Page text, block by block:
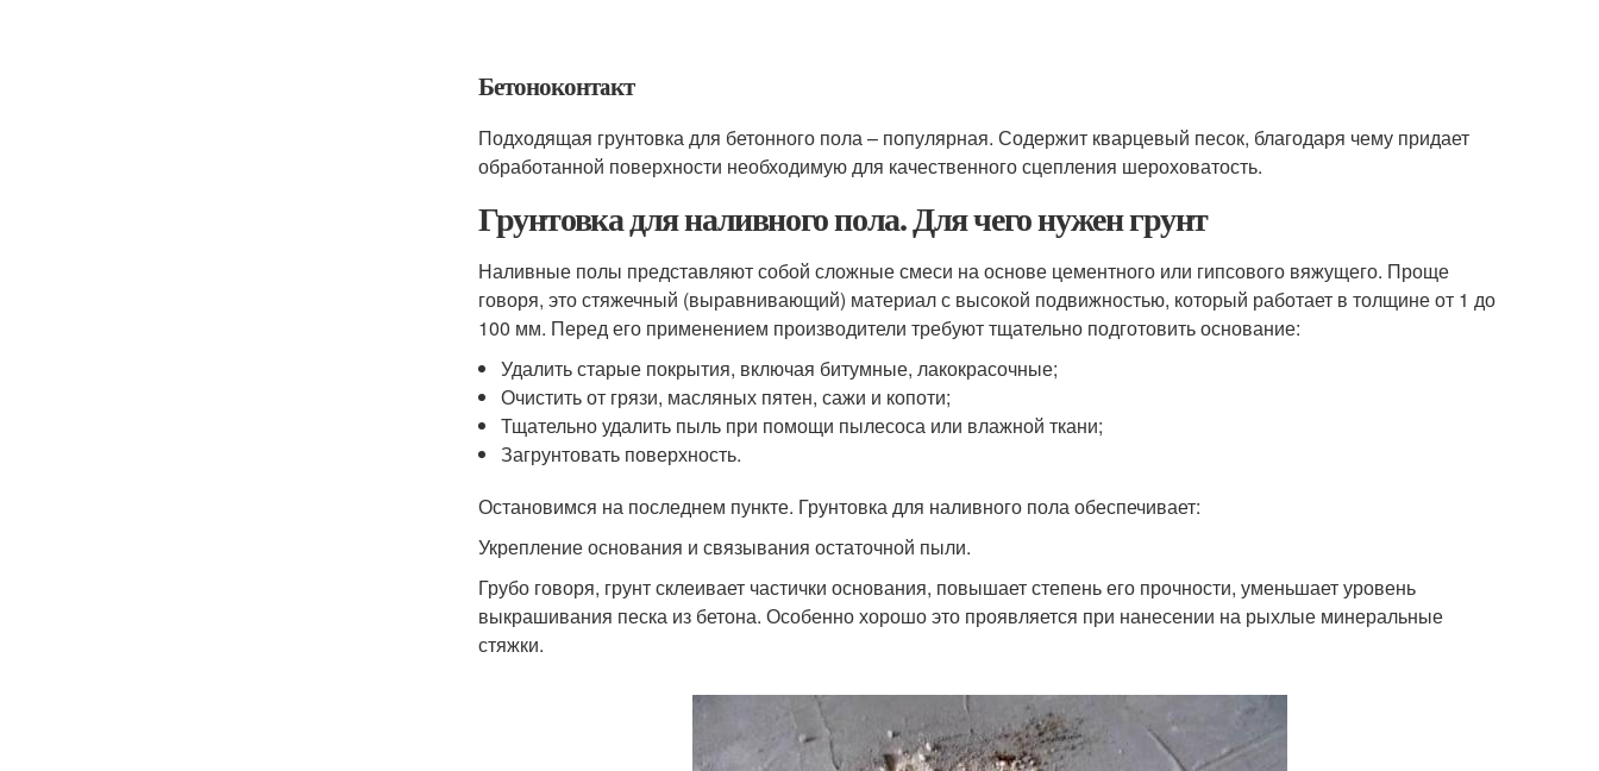
Бетоноконтакт
Подходящая грунтовка для бетонного пола – популярная. Содержит кварцевый песок, благодаря чему придает
обработанной поверхности необходимую для качественного сцепления шероховатость.
Грунтовка для наливного пола. Для чего нужен грунт
Наливные полы представляют собой сложные смеси на основе цементного или гипсового вяжущего. Проще
говоря, это стяжечный (выравнивающий) материал с высокой подвижностью, который работает в толщине от 1 до
100 мм. Перед его применением производители требуют тщательно подготовить основание:
Удалить старые покрытия, включая битумные, лакокрасочные;
Очистить от грязи, масляных пятен, сажи и копоти;
Тщательно удалить пыль при помощи пылесоса или влажной ткани;
Загрунтовать поверхность.
Остановимся на последнем пункте. Грунтовка для наливного пола обеспечивает:
Укрепление основания и связывания остаточной пыли.
Грубо говоря, грунт склеивает частички основания, повышает степень его прочности, уменьшает уровень
выкрашивания песка из бетона. Особенно хорошо это проявляется при нанесении на рыхлые минеральные
стяжки.